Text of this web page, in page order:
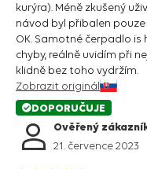
kurýra). Méně zkušený
návod byl přibalen pouze
OK. Samotné čerpadlo
chyby, reálně uvidím při
klidně bez toho vydržím.
Zobrazit originál
DOPORUČUJE
Ověřený
21. července 2023